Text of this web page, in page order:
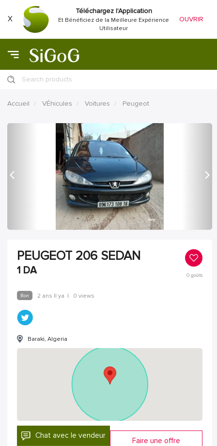
X
Téléchargez l'Application
Et Bénéficiez de la Meilleure Expérience
Utilisateur
OUVRIR
Search products
Accueil VÉhicules Voitures Peugeot
précédent
PEUGEOT 206 SEDAN
1 DA 0goûts
Bon 2 ans Il ya | 0 views
Baraki, Algeria
Chat avec le vendeur
Faire une offre